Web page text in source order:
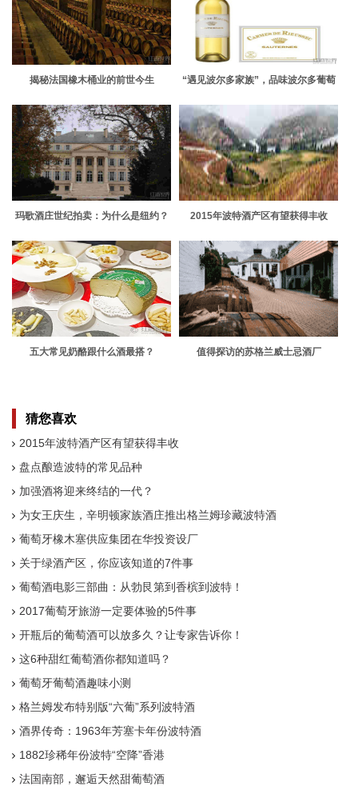
揭秘法国橡木桶业的前世今生
“遇见波尔多家族”，品味波尔多葡萄
玛歌酒庄世纪拍卖：为什么是纽约？ 2015年波特酒产区有望获得丰收
五大常见奶酪跟什么酒最搭？ 值得探访的苏格兰威士忌酒厂
猜您喜欢
2015年波特酒产区有望获得丰收
盘点酿造波特的常见品种
加强酒将迎来终结的一代？
为女王庆生，辛明顿家族酒庄推出格兰姆珍藏波特酒
葡萄牙橡木塞供应集团在华投资设厂
关于绿酒产区，你应该知道的7件事
葡萄酒电影三部曲：从勃艮第到香槟到波特！
2017葡萄牙旅游一定要体验的5件事
开瓶后的葡萄酒可以放多久？让专家告诉你！
这6种甜红葡萄酒你都知道吗？
葡萄牙葡萄酒趣味小测
格兰姆发布特别版“六葡”系列波特酒
酒界传奇：1963年芳塞卡年份波特酒
1882珍稀年份波特“空降”香港
法国南部，邂逅天然甜葡萄酒